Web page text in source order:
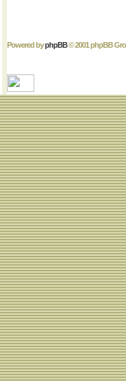
Powered byphpBB© 2001 phpBB